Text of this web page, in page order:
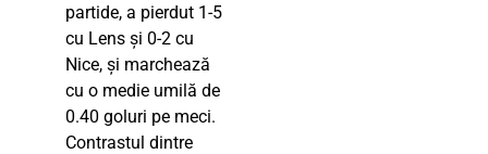
partide, a pierdut 1-5
cu Lens și 0-2 cu
Nice, și marchează
cu o medie umilă de
0.40 goluri pe meci.
Contrastul dintre